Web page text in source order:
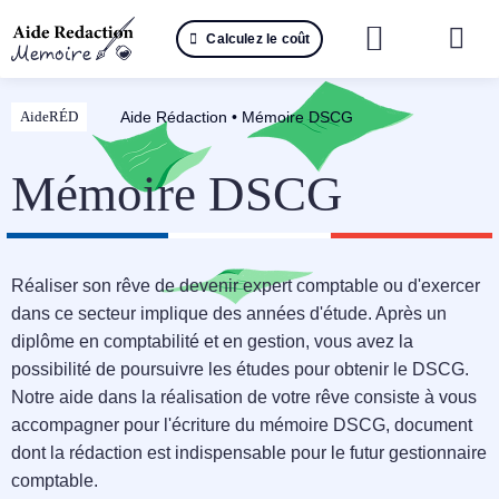
au
contenu
Calculez le coût
📝
AideRÉD Aide Rédaction • Mémoire DSCG
Mémoire DSCG
Réaliser son rêve de devenir expert comptable ou d'exercer
dans ce secteur implique des années d'étude. Après un
diplôme en comptabilité et en gestion, vous avez la
possibilité de poursuivre les études pour obtenir le DSCG.
Notre aide dans la réalisation de votre rêve consiste à vous
accompagner pour l'écriture du mémoire DSCG, document
dont la rédaction est indispensable pour le futur gestionnaire
comptable.